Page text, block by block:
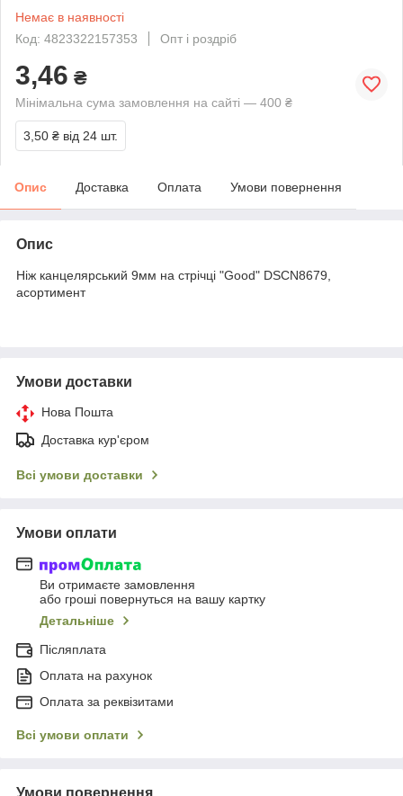
Немає в наявності
Код: 4823322157353
Опт і роздріб
3,46 ₴
Мінімальна сума замовлення на сайті — 400 ₴
3,50 ₴ від 24 шт.
Опис Доставка Оплата Умови повернення
Опис
Ніж канцелярський 9мм на стрічці "Good" DSCN8679,
асортимент
Умови доставки
Нова Пошта
Доставка кур'єром
Всі умови доставки
Умови оплати
Ви отримаєте замовлення
або гроші повернуться на вашу картку
Детальніше
Післяплата
Оплата на рахунок
Оплата за реквізитами
Всі умови оплати